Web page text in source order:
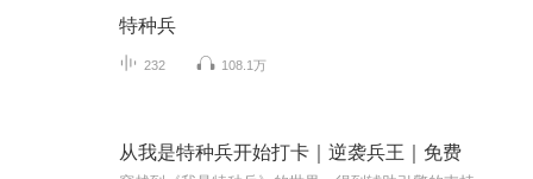
特种兵
232 108.1万
从我是特种兵开始打卡｜逆袭兵王｜免费